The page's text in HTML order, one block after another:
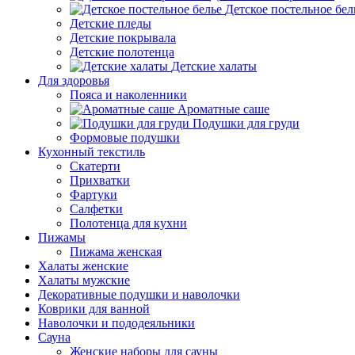
Детское постельное
Детские пледы
Детские покрывала
Детские полотенца
Детские халаты
Для здоровья
Пояса и наколенники
Ароматные саше
Подушки для груди
Формовые подушки
Кухонный текстиль
Скатерти
Прихватки
Фартуки
Салфетки
Полотенца для кухни
Пижамы
Пижама женская
Халаты женские
Халаты мужские
Декоративные подушки и наволочки
Коврики для ванной
Наволочки и пододеяльники
Сауна
Женские наборы для сауны